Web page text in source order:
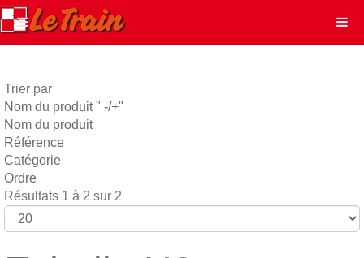
Trier par
Nom du produit " -/+"
Nom du produit
Référence
Catégorie
Ordre
Résultats 1 à 2 sur 2